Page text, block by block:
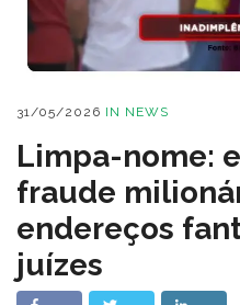
31/05/2026 IN NEWS
Limpa-nome:
fraude
endereços
juízes